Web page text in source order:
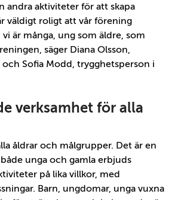
andra aktiviteter för att skapa
väldigt roligt att vår förening
är många, ung som äldre, som
säger Diana Olsson,
Sofia Modd, trygghetsperson i
verksamhet för alla
åldrar och målgrupper. Det är en
unga och gamla erbjuds
på lika villkor, med
Barn, ungdomar, unga vuxna